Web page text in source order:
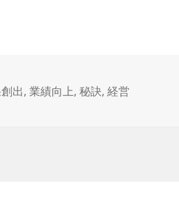
出,業績向上,秘訣,経営